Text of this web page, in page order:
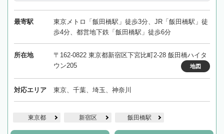
最寄駅
東京メトロ「飯田橋駅」徒歩3分、JR「飯田橋駅」徒
歩4分、都営地下鉄「飯田橋駅」徒歩6分
所在地
〒162-0822 東京都新宿区下宮比町2-28 飯田橋ハイタ
ウン205
地図
対応エリア 東京、千葉、埼玉、神奈川
東京都 新宿区 飯田橋駅